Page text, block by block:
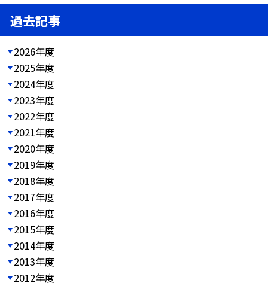
過去記事
2026年度
2025年度
2024年度
2023年度
2022年度
2021年度
2020年度
2019年度
2018年度
2017年度
2016年度
2015年度
2014年度
2013年度
2012年度